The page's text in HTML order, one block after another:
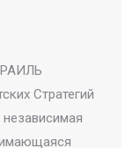
Стратегий
независимая